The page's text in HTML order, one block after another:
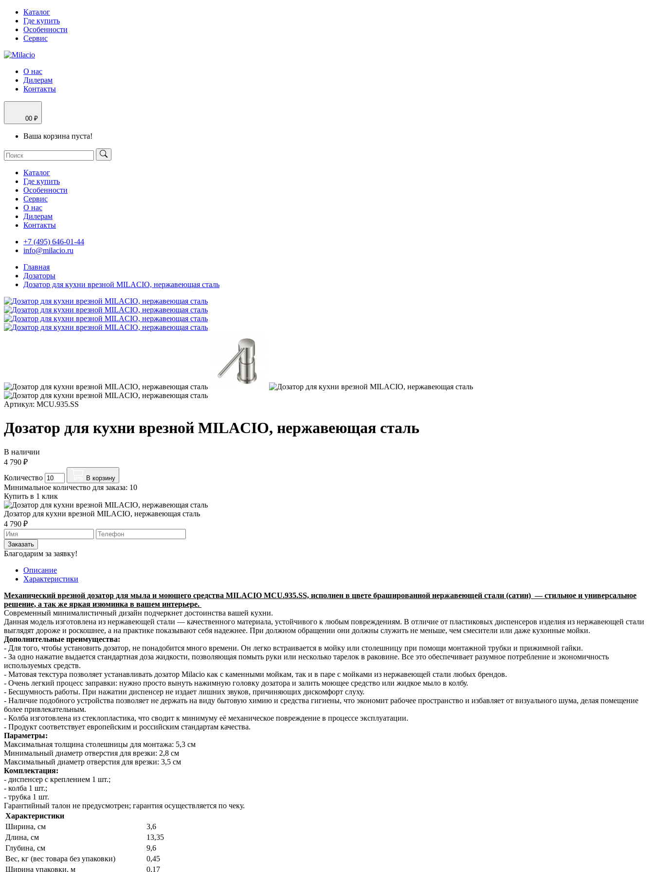
Каталог
Где купить
Особенности
Сервис
О нас
Дилерам
Контакты
00 ₽
Ваша корзина пуста!
Каталог
Где купить
Особенности
Сервис
О нас
Дилерам
Контакты
+7 (495) 646-01-44
info@milacio.ru
Главная
Дозаторы
Дозатор для кухни врезной MILACIO, нержавеющая сталь
Артикул: MCU.935.SS
Дозатор для кухни врезной MILACIO, нержавеющая сталь
В наличии
4 790 ₽
Количество
В корзину
Минимальное количество для заказа: 10
Купить в 1 клик
Дозатор для кухни врезной MILACIO, нержавеющая сталь
4 790 ₽
Заказать
Благодарим за заявку!
Описание
Характеристики
Механический врезной дозатор для мыла и моющего средства MILACIO MCU.935.SS, исполнен в цвете брашированной нержавеющей стали (сатин) — стильное и универсальное
решение, а так же яркая изюминка в вашем интерьере.
Современный минималистичный дизайн подчеркнет достоинства вашей кухни.
Данная модель изготовлена из нержавеющей стали — качественного материала, устойчивого к любым повреждениям. В отличие от пластиковых диспенсеров изделия из нержавеющей стали
выглядят дороже и роскошнее, а на практике показывают себя надежнее. При должном обращении они должны служить не меньше, чем смесители или даже кухонные мойки.
Дополнительные преимущества:
- Для того, чтобы установить дозатор, не понадобится много времени. Он легко встраивается в мойку или столешницу при помощи монтажной трубки и прижимной гайки.
- За одно нажатие выдается стандартная доза жидкости, позволяющая помыть руки или несколько тарелок в раковине. Все это обеспечивает разумное потребление и экономичность
используемых средств.
- Матовая текстура позволяет устанавливать дозатор Milacio как с каменными мойкам, так и в паре с мойками из нержавеющей стали любых брендов.
- Очень легкий процесс заправки: нужно просто вынуть нажимную головку дозатора и залить моющее средство или жидкое мыло в колбу.
- Бесшумность работы. При нажатии диспенсер не издает лишних звуков, причиняющих дискомфорт слуху.
- Наличие подобного устройства позволяет не держать на виду бытовую химию и средства гигиены, что экономит рабочее пространство и избавляет от визуального шума, делая помещение
более привлекательным.
- Колба изготовлена из стеклопластика, что сводит к минимуму её механическое повреждение в процессе эксплуатации.
- Продукт соответствует европейским и российским стандартам качества.
Параметры:
Максимальная толщина столешницы для монтажа: 5,3 см
Минимальный диаметр отверстия для врезки: 2,8 см
Максимальный диаметр отверстия для врезки: 3,5 см
Комплектация:
- диспенсер с креплением 1 шт.;
- колба 1 шт.;
- трубка 1 шт.
Гарантийный талон не предусмотрен; гарантия осуществляется по чеку.
Характеристики
Ширина, см
3,6
Длина, см
13,35
Глубина, см
9,6
Вес, кг (вес товара без упаковки)
0,45
Ширина упаковки, м
0,17